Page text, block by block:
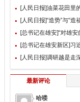
最新评论
哈喽